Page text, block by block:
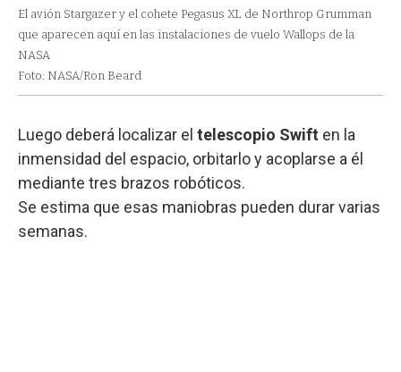
El avión Stargazer y el cohete Pegasus XL de Northrop Grumman
que aparecen aquí en las instalaciones de vuelo Wallops de la
NASA
Foto: NASA/Ron Beard
Luego deberá localizar el telescopio Swift en la
inmensidad del espacio, orbitarlo y acoplarse a él
mediante tres brazos robóticos.
Se estima que esas maniobras pueden durar varias
semanas.